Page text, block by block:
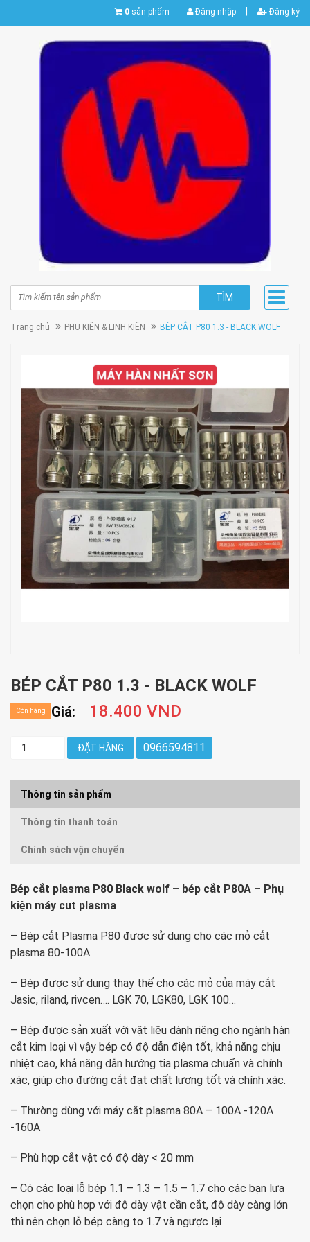
0 sản phẩm Đăng nhập Đăng ký
TÌM
Trang chủ PHỤ KIỆN & LINH KIỆN BÉP CẮT P80 1.3 - BLACK WOLF
BÉP CẮT P80 1.3 - BLACK WOLF
Giá: 18.400 VND
Còn hàng
ĐẶT HÀNG 0966594811
Thông tin sản phẩm
Thông tin thanh toán
Chính sách vận chuyển
Bép cắt plasma P80 Black wolf – bép cắt P80A – Phụ
kiện máy cut plasma
– Bép cắt Plasma P80 được sử dụng cho các mỏ cắt
plasma 80-100A.
– Bép được sử dụng thay thế cho các mỏ của máy cắt
Jasic, riland, rivcen…. LGK 70, LGK80, LGK 100…
– Bép được sản xuất với vật liệu dành riêng cho ngành hàn
cắt kim loại vì vậy bép có độ dẫn điện tốt, khả năng chịu
nhiệt cao, khả năng dẫn hướng tia plasma chuẩn và chính
xác, giúp cho đường cắt đạt chất lượng tốt và chính xác.
– Thường dùng với máy cắt plasma 80A – 100A -120A
-160A
– Phù hợp cắt vật có độ dày < 20 mm
– Có các loại lỗ bép 1.1 – 1.3 – 1.5 – 1.7 cho các bạn lựa
chọn cho phù hợp với độ dày vật cần cắt, độ dày càng lớn
thì nên chọn lỗ bép càng to 1.7 và ngược lại